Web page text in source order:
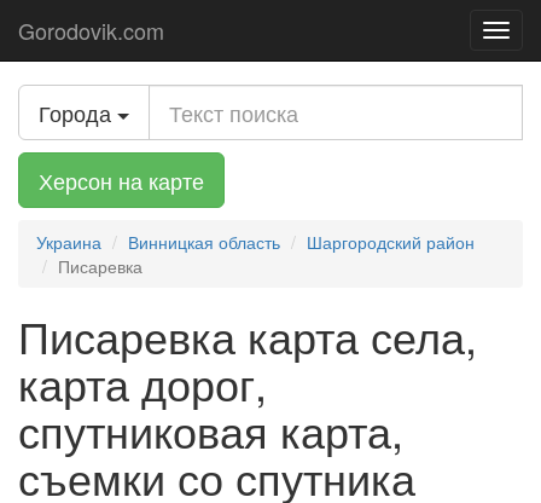
Gorodovik.com
Города
Херсон на карте
Украина Винницкая область
Шаргородский район
Писаревка
Писаревка карта села,
карта дорог,
спутниковая карта,
съемки со спутника